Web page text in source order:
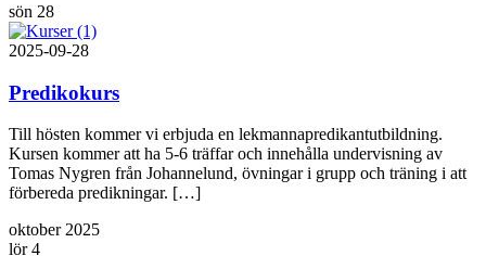
sön 28
2025-09-28
Predikokurs
Till hösten kommer vi erbjuda en lekmannapredikantutbildning.
Kursen kommer att ha 5-6 träffar och innehålla undervisning av
Tomas Nygren från Johannelund, övningar i grupp och träning i att
förbereda predikningar. […]
oktober 2025
lör4